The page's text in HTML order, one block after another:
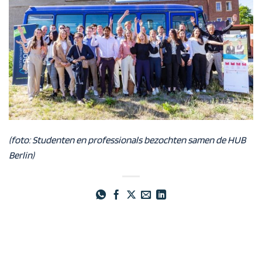
(foto: Studenten en professionals bezochten samen de HUB
Berlin)